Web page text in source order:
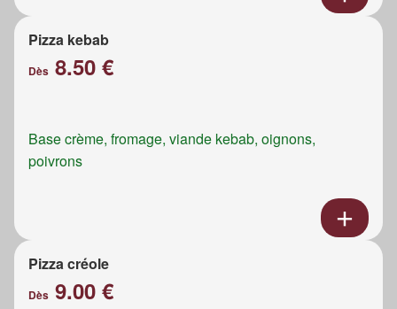
Pizza kebab
Dès 8.50 €
Base crème, fromage, viande kebab, oignons,
poivrons
Pizza créole
Dès 9.00 €